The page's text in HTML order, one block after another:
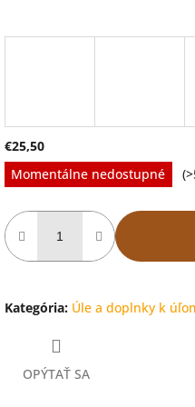
€25,50
Jednotková
cena:
Momentálne nedostupné
Kategória: Úle a doplnky k
OPÝTAŤ SA